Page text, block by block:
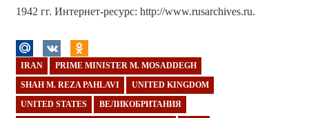
1942 гг. Интернет-ресурс: http://www.rusarchives.ru.
IRAN PRIME MINISTER M. MOSADDEGH
SHAH M. REZA PAHLAVI UNITED KINGDOM
UNITED STATES ВЕЛИКОБРИТАНИЯ